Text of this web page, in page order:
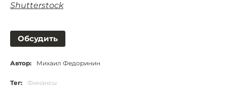
Shutterstock
Обсудить
Автор: Михаил Федоринин
Тег: Финансы